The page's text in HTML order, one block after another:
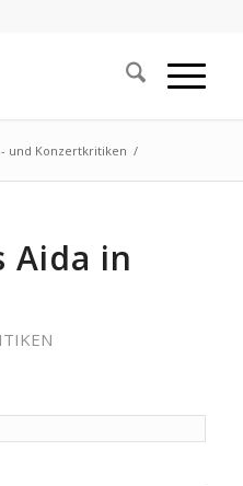
und Konzertkritiken /
Aida in